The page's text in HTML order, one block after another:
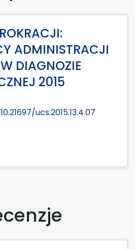
ADMINISTRACJI
DIAGNOZIE
2015
ucs.2015.13.4.07